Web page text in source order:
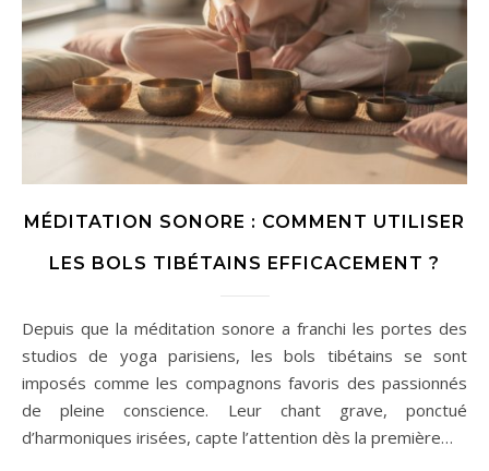
MÉDITATION SONORE : COMMENT UTILISER
LES BOLS TIBÉTAINS EFFICACEMENT ?
Depuis que la méditation sonore a franchi les portes des
studios de yoga parisiens, les bols tibétains se sont
imposés comme les compagnons favoris des passionnés
de pleine conscience. Leur chant grave, ponctué
d’harmoniques irisées, capte l’attention dès la première…